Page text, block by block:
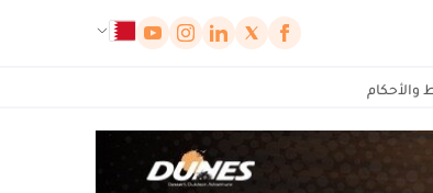
والأحكام
لوحة إدارة ملفات تعريف الارتباط